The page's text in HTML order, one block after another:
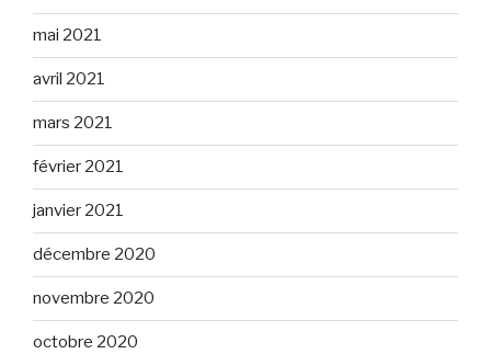
mai 2021
avril 2021
mars 2021
février 2021
janvier 2021
décembre 2020
novembre 2020
octobre 2020